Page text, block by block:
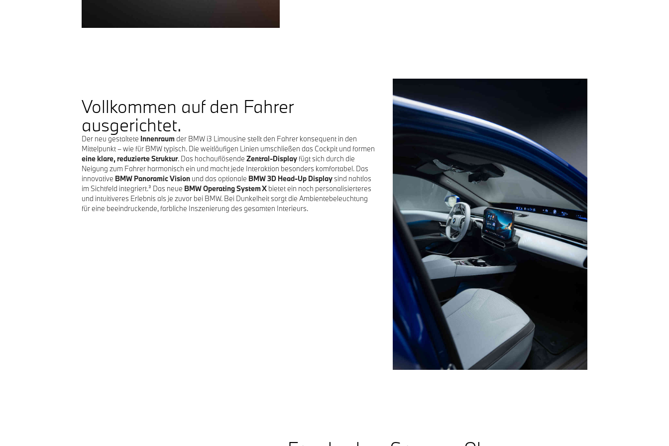
Vollkommen auf den Fahrer
ausgerichtet.
Der neu gestaltete Innenraum der BMW i3 Limousine stellt den Fahrer konsequent in den
Mittelpunkt – wie für BMW typisch. Die weitläufigen Linien umschließen das Cockpit und formen
eine klare, reduzierte Struktur. Das hochauflösendeZentral-Display fügt sich durch die
Neigung zum Fahrer harmonisch ein und macht jede Interaktion besonders komfortabel. Das
innovative BMW Panoramic Vision und das optionale BMW 3D Head-Up Displaysind nahtlos
im Sichtfeld integriert.³ Das neue BMW Operating System X bietet ein noch personalisierteres
und intuitiveres Erlebnis als je zuvor bei BMW. Bei Dunkelheit sorgt die Ambientebeleuchtung
für eine beeindruckende, farbliche Inszenierung des gesamten Interieurs.